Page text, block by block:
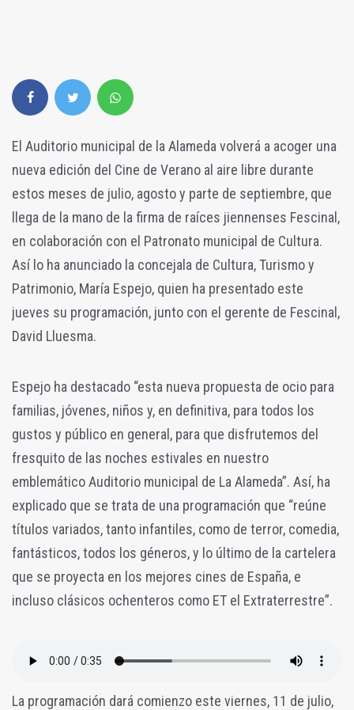
El Auditorio municipal de la Alameda volverá a acoger una
nueva edición del Cine de Verano al aire libre durante
estos meses de julio, agosto y parte de septiembre, que
llega de la mano de la firma de raíces jiennenses Fescinal,
en colaboración con el Patronato municipal de Cultura.
Así lo ha anunciado la concejala de Cultura, Turismo y
Patrimonio, María Espejo, quien ha presentado este
jueves su programación, junto con el gerente de Fescinal,
David Lluesma.
Espejo ha destacado “esta nueva propuesta de ocio para
familias, jóvenes, niños y, en definitiva, para todos los
gustos y público en general, para que disfrutemos del
fresquito de las noches estivales en nuestro
emblemático Auditorio municipal de La Alameda”. Así, ha
explicado que se trata de una programación que “reúne
títulos variados, tanto infantiles, como de terror, comedia,
fantásticos, todos los géneros, y lo último de la cartelera
que se proyecta en los mejores cines de España, e
incluso clásicos ochenteros como ET el Extraterrestre”.
La programación dará comienzo este viernes, 11 de julio,